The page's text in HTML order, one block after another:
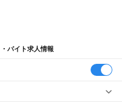
バイト求人情報